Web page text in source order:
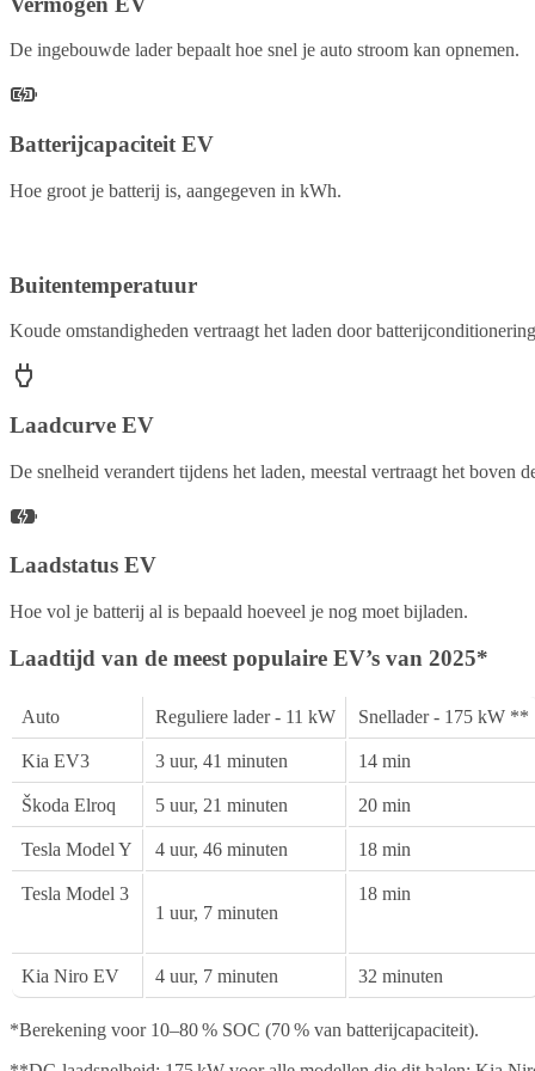
De ingebouwde lader bepaalt hoe snel je auto stroom kan opnemen.
Batterijcapaciteit EV
Hoe groot je batterij is, aangegeven in kWh.
Buitentemperatuur
Koude omstandigheden vertraagt het laden door
Laadcurve EV
De snelheid verandert tijdens het laden, meestal vertraagt het boven
Laadstatus EV
Hoe vol je batterij al is bepaald hoeveel je nog moet bijladen.
Laadtijd van de meest populaire EV’s van 2025*
Auto Reguliere lader - 11 kW Snellader - 175 kW **
Kia EV3 3 uur, 41 minuten 14 min
Škoda Elroq 5 uur, 21 minuten 20 min
Tesla Model Y 4 uur, 46 minuten 18 min
Tesla Model 3
1 uur, 7 minuten
18 min
Kia Niro EV 4 uur, 7 minuten 32 minuten
*Berekening voor 10–80 % SOC (70 % van batterijcapaciteit).